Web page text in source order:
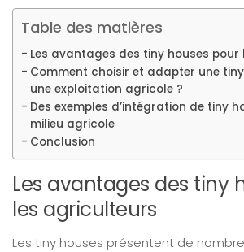
Table des matières
Les avantages des tiny houses
Comment choisir et adapter une
une exploitation agricole ?
Des exemples d’intégration de tiny
milieu agricole
Conclusion
Les avantages des tiny
les agriculteurs
Les tiny houses présentent de